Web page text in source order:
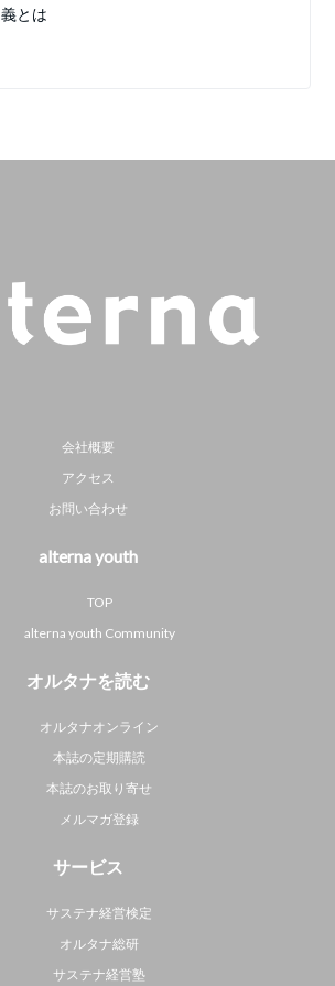
義とは
会社概要
アクセス
お問い合わせ
alterna youth
TOP
alterna youth Community
オルタナを読む
オルタナオンライン
本誌の定期購読
本誌のお取り寄せ
メルマガ登録
サービス
サステナ経営検定
オルタナ総研
サステナ経営塾